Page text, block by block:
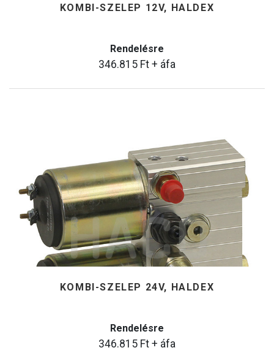
KOMBI-SZELEP 12V, HALDEX
Rendelésre
346.815 Ft + áfa
KOMBI-SZELEP 24V, HALDEX
Rendelésre
346.815 Ft + áfa